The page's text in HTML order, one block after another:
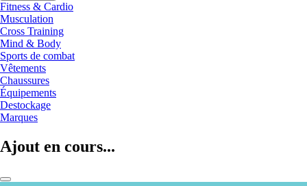
Fitness & Cardio
Musculation
Cross Training
Mind & Body
Sports de combat
Vêtements
Chaussures
Équipements
Destockage
Marques
Ajout en cours...